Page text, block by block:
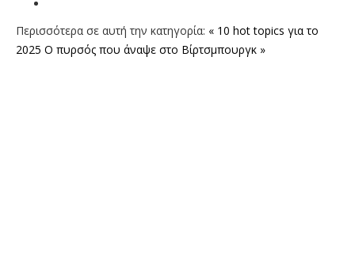
Περισσότερα σε αυτή την κατηγορία: « 10 hot topics για το
2025 Ο πυρσός που άναψε στο Βίρτσμπουργκ »